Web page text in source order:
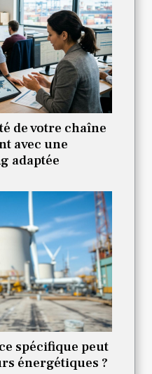
de votre chaîne
avec une
adaptée
spécifique peut
énergétiques ?